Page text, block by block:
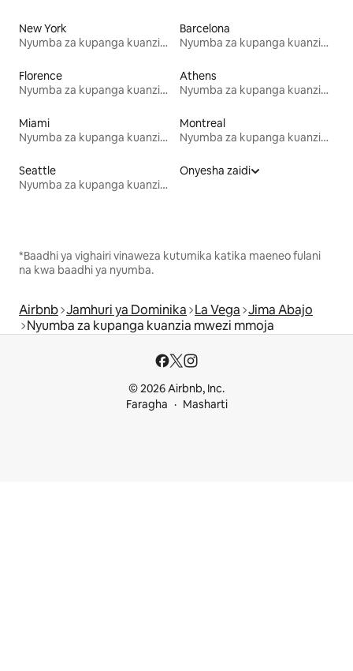
New York
Nyumba za kupanga kuanzia mwezi mmoja
Barcelona
Nyumba za kupanga kuanzia mwezi mmoja
Florence
Nyumba za kupanga kuanzia mwezi mmoja
Athens
Nyumba za kupanga kuanzia mwezi mmoja
Miami
Nyumba za kupanga kuanzia mwezi mmoja
Montreal
Nyumba za kupanga kuanzia mwezi mmoja
Seattle
Nyumba za kupanga kuanzia mwezi mmoja
Onyesha zaidi
*Baadhi ya vighairi vinaweza kutumika katika maeneo fulani
na kwa baadhi ya nyumba.
Airbnb Jamhuri ya Dominika La Vega Jima Abajo
Nyumba za kupanga kuanzia mwezi mmoja
© 2026 Airbnb, Inc.
Faragha
Masharti